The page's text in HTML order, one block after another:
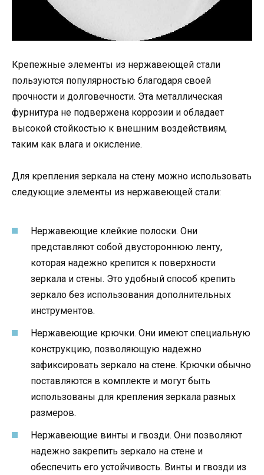
Крепежные элементы из нержавеющей стали
пользуются популярностью благодаря своей
прочности и долговечности. Эта металлическая
фурнитура не подвержена коррозии и обладает
высокой стойкостью к внешним воздействиям,
таким как влага и окисление.
Для крепления зеркала на стену можно использовать
следующие элементы из нержавеющей стали:
Нержавеющие клейкие полоски. Они
представляют собой двустороннюю ленту,
которая надежно крепится к поверхности
зеркала и стены. Это удобный способ крепить
зеркало без использования дополнительных
инструментов.
Нержавеющие крючки. Они имеют специальную
конструкцию, позволяющую надежно
зафиксировать зеркало на стене. Крючки обычно
поставляются в комплекте и могут быть
использованы для крепления зеркала разных
размеров.
Нержавеющие винты и гвозди. Они позволяют
надежно закрепить зеркало на стене и
обеспечить его устойчивость. Винты и гвозди из